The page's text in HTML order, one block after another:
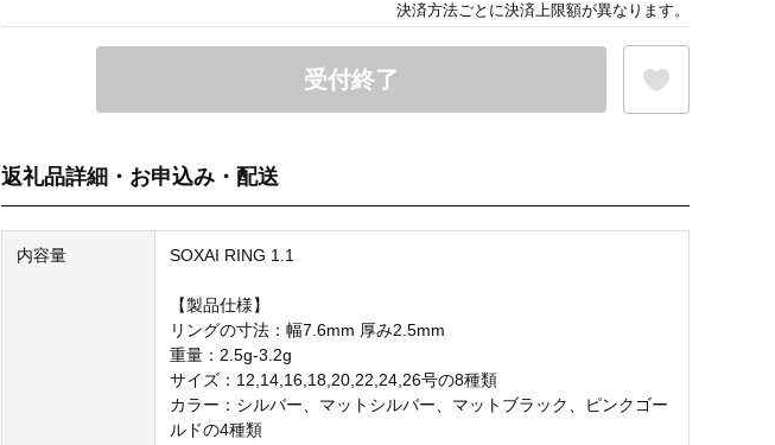
受付終了
返礼品詳細・お申込み・配送
内容量 SOXAI RING 1.1
【製品仕様】
リングの寸法：幅7.6mm 厚み2.5mm
重量：2.5g-3.2g
サイズ：12,14,16,18,20,22,24,26号の8種類
カラー：シルバー、マットシルバー、マットブラック、ピンクゴー
ルドの4種類
決済方法ごとに決済上限額が異なります。